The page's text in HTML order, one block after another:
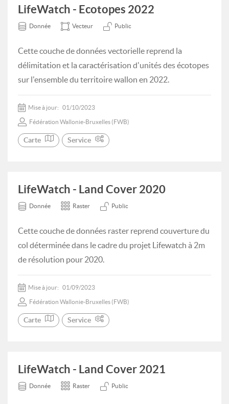
LifeWatch - Ecotopes 2022
Donnée Vecteur Public
Cette couche de données vectorielle reprend la
délimitation et la caractérisation d'unités des écotopes
sur l'ensemble du territoire wallon en 2022.
Mise à jour: 01/10/2023
Fédération Wallonie-Bruxelles (FWB)
Carte Service
LifeWatch - Land Cover 2020
Donnée Raster Public
Cette couche de données raster reprend couverture du
col déterminée dans le cadre du projet Lifewatch à 2m
de résolution pour 2020.
Mise à jour: 01/09/2023
Fédération Wallonie-Bruxelles (FWB)
Carte Service
LifeWatch - Land Cover 2021
Donnée Raster Public